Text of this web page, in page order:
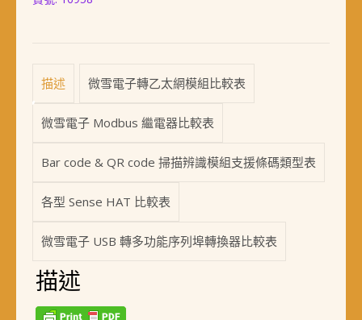
描述 微雪電子轉乙太網模組比較表
微雪電子 Modbus 繼電器比較表
Bar code & QR code 掃描辨識模組支援條碼類型表
各型 Sense HAT 比較表
微雪電子 USB 轉多功能序列埠轉換器比較表
描述